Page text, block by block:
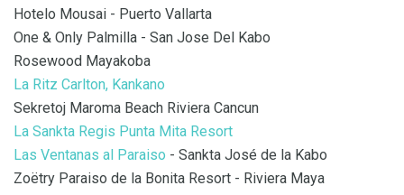
Hotelo Mousai - Puerto Vallarta
One & Only Palmilla - San Jose Del Kabo
Rosewood Mayakoba
La Ritz Carlton, Kankano
Sekretoj Maroma Beach Riviera Cancun
La Sankta Regis Punta Mita Resort
Las Ventanas al Paraiso - Sankta José de la Kabo
Zoëtry Paraiso de la Bonita Resort - Riviera Maya